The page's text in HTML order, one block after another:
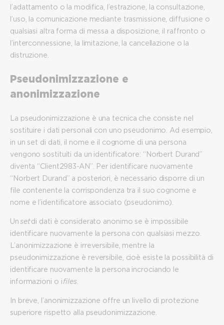
l’adattamento o la modifica, l’estrazione, la consultazione,
l’uso, la comunicazione mediante trasmissione, diffusione o
qualsiasi altra forma di messa a disposizione, il raffronto o
l’interconnessione, la limitazione, la cancellazione o la
distruzione.
Pseudonimizzazione e
anonimizzazione
La pseudonimizzazione è una tecnica che consiste nel
sostituire i dati personali con uno pseudonimo. Ad esempio,
in un set di dati, il nome e il cognome di una persona
vengono sostituiti da un identificatore: “Norbert Durand”
diventa “Client2983-AN”. Per identificare nuovamente
“Norbert Durand” a posteriori, è necessario disporre di un
file contenente la corrispondenza tra il suo cognome e
nome e l’identificatore associato (pseudonimo).
Unsetdi dati è considerato anonimo se è impossibile
identificare nuovamente la persona con qualsiasi mezzo.
L’anonimizzazione è irreversibile, mentre la
pseudonimizzazione è reversibile, cioè esiste la possibilità di
identificare nuovamente la persona incrociando le
informazioni o ifiles.
In breve, l’anonimizzazione offre un livello di protezione
superiore rispetto alla pseudonimizzazione.